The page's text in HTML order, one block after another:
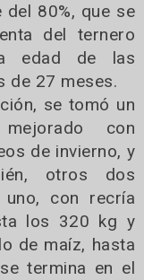
80%, que se
del ternero
edad de las
de 27 meses.
se tomó un
con
de invierno, y
otros dos
con recría
los 320 kg y
de maíz, hasta
termina en el